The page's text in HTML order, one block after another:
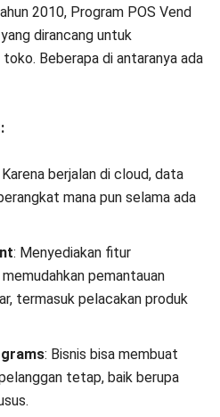
2010, Program POS Vend
dirancang untuk
Beberapa di antaranya ada
Karena berjalan di cloud, data
mana pun selama ada
: Menyediakan fitur
pemantauan
termasuk pelacakan produk
: Bisnis bisa membuat
tetap, baik berupa